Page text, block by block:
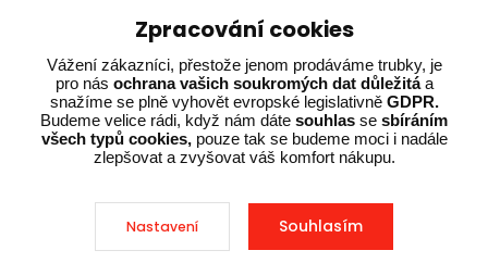
Ing. Adam Dvořák
+420 602 234 254
(Po-Pá 8:00 - 15:00)
potrebujiporadit@dvorak-karlik.cz
2025 © Dvorak-Karlik.cz – Všechna práva vyhrazena. Design od
Zpracování cookies
Vážení zákazníci, přestože jenom prodáváme trubky, je
pro nás ochrana vašich soukromých dat důležitáa
snažíme se plně vyhovět evropské legislativně GDPR.
Budeme velice rádi, když nám dáte souhlas se sbíráním
všech typů cookies,pouze tak se budeme moci i nadále
zlepšovat a zvyšovat váš komfort nákupu.
Nastavení Souhlasím